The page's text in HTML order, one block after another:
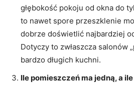
głębokość pokoju od okna do
to nawet spore przeszklenie
dobrze doświetlić najbardziej
Dotyczy to zwłaszcza salonów
bardzo długich kuchni.
Ile pomieszczeń ma jedną, a